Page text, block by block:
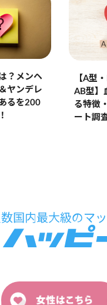
？メンヘ
ヤンデレ
るを200
【A型
AB型】
る特徴
ート調